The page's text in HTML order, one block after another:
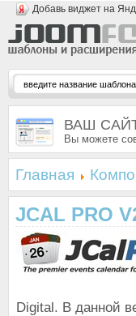
Добавь виджет на
ВАШ САЙТ
Вы можете
Главная
JCAL PRO
Digital. В данной